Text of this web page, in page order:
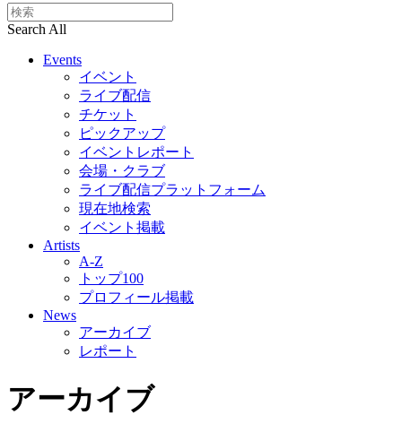
Search All
Events
イベント
ライブ配信
チケット
ピックアップ
イベントレポート
会場・クラブ
ライブ配信プラットフォーム
現在地検索
イベント掲載
Artists
A-Z
トップ100
プロフィール掲載
News
アーカイブ
レポート
アーカイブ